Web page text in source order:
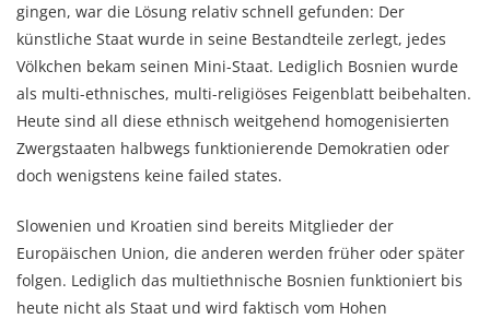
gingen, war die Lösung relativ schnell gefunden: Der
künstliche Staat wurde in seine Bestandteile zerlegt, jedes
Völkchen bekam seinen Mini-Staat. Lediglich Bosnien wurde
als multi-ethnisches, multi-religiöses Feigenblatt beibehalten.
Heute sind all diese ethnisch weitgehend homogenisierten
Zwergstaaten halbwegs funktionierende Demokratien oder
doch wenigstens keine failed states.
Slowenien und Kroatien sind bereits Mitglieder der
Europäischen Union, die anderen werden früher oder später
folgen. Lediglich das multiethnische Bosnien funktioniert bis
heute nicht als Staat und wird faktisch vom Hohen